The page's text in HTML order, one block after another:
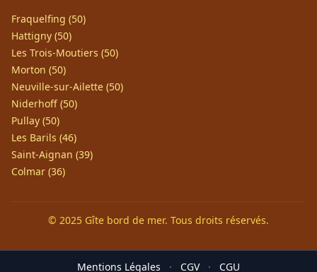
Fraquelfing (50)
Hattigny (50)
Les Trois-Moutiers (50)
Morton (50)
Neuville-sur-Ailette (50)
Niderhoff (50)
Pullay (50)
Les Barils (46)
Saint-Aignan (39)
Colmar (36)
© 2025 Gîte bord de mer. Tous droits réservés.
Mentions Légales · CGV · CGU